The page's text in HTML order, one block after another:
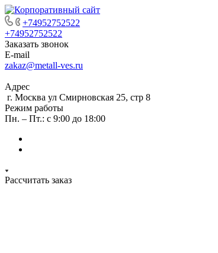
+74952752522
+74952752522
Заказать звонок
E-mail
zakaz@metall-ves.ru
Адрес
г. Москва ул Смирновская 25, стр 8
Режим работы
Пн. – Пт.: с 9:00 до 18:00
Рассчитать заказ